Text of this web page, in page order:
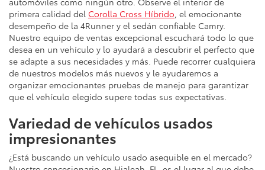
primera calidad del Corolla Cross Híbrido, el emocionante
desempeño de la 4Runner y el sedán confiable Camry.
Nuestro equipo de ventas excepcional escuchará todo lo que
desea en un vehículo y lo ayudará a descubrir el perfecto que
se adapte a sus necesidades y más. Puede recorrer cualquiera
de nuestros modelos más nuevos y le ayudaremos a
organizar emocionantes pruebas de manejo para garantizar
que el vehículo elegido supere todas sus expectativas.
Variedad de vehículos usados
impresionantes
¿Está buscando un vehículo usado asequible en el mercado?